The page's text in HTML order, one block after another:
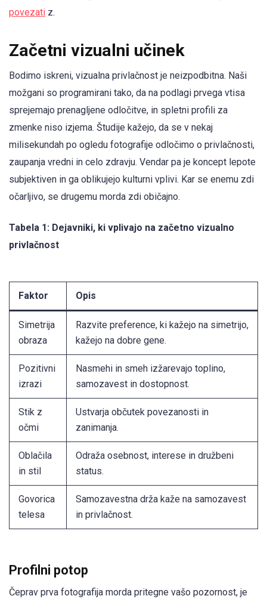
povezati z.
Začetni vizualni učinek
Bodimo iskreni, vizualna privlačnost je neizpodbitna. Naši
možgani so programirani tako, da na podlagi prvega vtisa
sprejemajo prenagljene odločitve, in spletni profili za
zmenke niso izjema. Študije kažejo, da se v nekaj
milisekundah po ogledu fotografije odločimo o privlačnosti,
zaupanja vredni in celo zdravju. Vendar pa je koncept lepote
subjektiven in ga oblikujejo kulturni vplivi. Kar se enemu zdi
očarljivo, se drugemu morda zdi običajno.
Tabela 1: Dejavniki, ki vplivajo na začetno vizualno
privlačnost
Faktor Opis
Simetrija
obraza
Razvite preference, ki kažejo na simetrijo,
kažejo na dobre gene.
Pozitivni
izrazi
Nasmehi in smeh izžarevajo toplino,
samozavest in dostopnost.
Stik z
očmi
Ustvarja občutek povezanosti in
zanimanja.
Oblačila
in stil
Odraža osebnost, interese in družbeni
status.
Govorica
telesa
Samozavestna drža kaže na samozavest
in privlačnost.
Profilni potop
Čeprav prva fotografija morda pritegne vašo pozornost, je